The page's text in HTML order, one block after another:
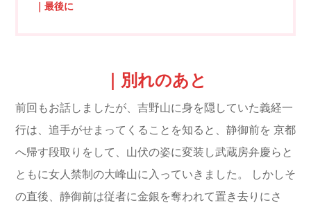
｜最後に
｜別れのあと
前回もお話しましたが、吉野山に身を隠していた義経一
行は、追手がせまってくることを知ると、静御前を 京都
へ帰す段取りをして、山伏の姿に変装し武蔵房弁慶らと
ともに女人禁制の大峰山に入っていきました。
しかしそ
の直後、静御前は従者に金銀を奪われて置き去りにさ